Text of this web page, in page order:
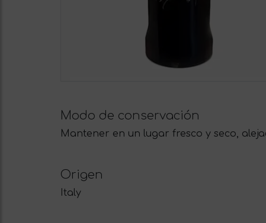
Modo de conservación
Mantener en un lugar fresco y seco,
Origen
Italy